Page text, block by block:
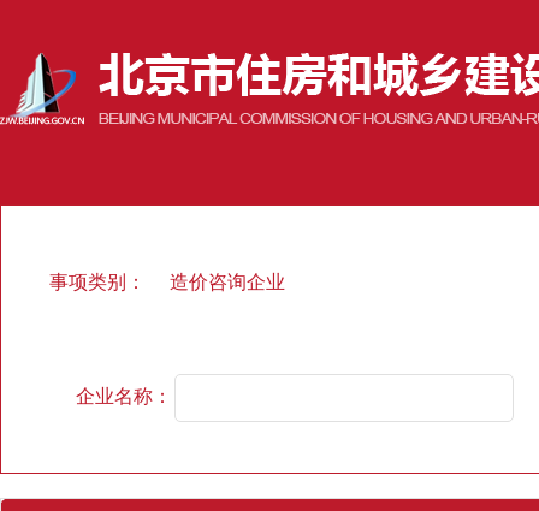
事项类别： 造价咨询企业
企业名称：